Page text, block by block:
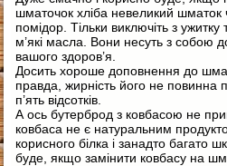
шматочок хліба невеликий шматок
помідор. Тільки виключіть з ужитку
м’які масла. Вони несуть з собою
вашого здоров’я.
Досить хороше доповнення до
правда, жирність його не повинна
п’ять відсотків.
А ось бутерброд з ковбасою не
ковбаса не є натуральним
корисного білка і занадто багато
буде, якщо замінити ковбасу на